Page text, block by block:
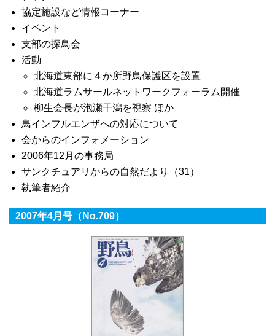
協定施設など情報コーナー
イベント
支部の探鳥会
活動
北海道東部に４か所野鳥保護区を設置
北海道ラムサールネットワークフォーラム開催
柳生会長が泡瀬干潟を視察 ほか
鳥インフルエンザへの対応について
会からのインフォメーション
2006年12月の事務局
サンクチュアリからの自然だより（31）
執筆者紹介
2007年4月号（No.709）